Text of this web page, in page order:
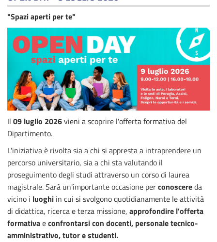
"Spazi aperti per te"
Il 09 luglio 2026vieni a scoprire l'offerta formativa del
Dipartimento.
L'iniziativa è rivolta sia a chi si appresta a intraprendere un
percorso universitario, sia a chi sta valutando il
proseguimento degli studi attraverso un corso di laurea
magistrale. Sarà un'importante occasione perconoscereda
vicino i luoghi in cui si svolgono quotidianamente le attività
di didattica, ricerca e terza missione, approfondire l'offerta
formativaeconfrontarsi con docenti, personale tecnico-
amministrativo, tutor e studenti.